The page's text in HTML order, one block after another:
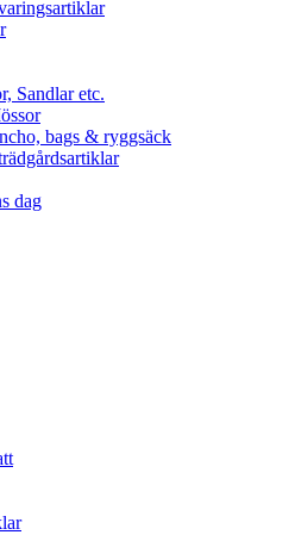
Sandlar etc.
bags & ryggsäck
dag